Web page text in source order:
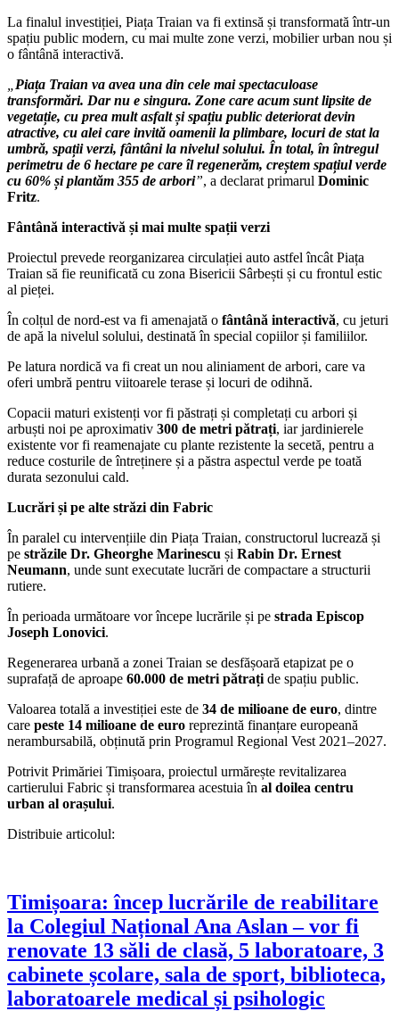
La finalul investiției, Piața Traian va fi extinsă și transformată într-un
spațiu public modern, cu mai multe zone verzi, mobilier urban nou și
o fântână interactivă.
Piața Traian va avea una din cele mai spectaculoase
transformări. Dar nu e singura. Zone care acum sunt lipsite de
vegetație, cu prea mult asfalt și spațiu public deteriorat devin
atractive, cu alei care invită oamenii la plimbare, locuri de stat la
umbră, spații verzi, fântâni la nivelul solului. În total, în întregul
perimetru de 6 hectare pe care îl regenerăm, creștem spațiul verde
cu 60% și plantăm 355 de arbori”, a declarat primarul Dominic
Fritz.
Fântână interactivă și mai multe spații verzi
Proiectul prevede reorganizarea circulației auto astfel încât Piața
Traian să fie reunificată cu zona Bisericii Sârbești și cu frontul estic
al pieței.
În colțul de nord-est va fi amenajată o fântână interactivă, cu jeturi
de apă la nivelul solului, destinată în special copiilor și familiilor.
Pe latura nordică va fi creat un nou aliniament de arbori, care va
oferi umbră pentru viitoarele terase și locuri de odihnă.
Copacii maturi existenți vor fi păstrați și completați cu arbori și
arbuști noi pe aproximativ 300 de metri pătrați, iar jardinierele
existente vor fi reamenajate cu plante rezistente la secetă, pentru a
reduce costurile de întreținere și a păstra aspectul verde pe toată
durata sezonului cald.
Lucrări și pe alte străzi din Fabric
În paralel cu intervențiile din Piața Traian, constructorul lucrează și
pe străzile Dr. Gheorghe Marinescu și Rabin Dr. Ernest
Neumann, unde sunt executate lucrări de compactare a structurii
rutiere.
În perioada următoare vor începe lucrările și pe strada Episcop
Joseph Lonovici.
Regenerarea urbană a zonei Traian se desfășoară etapizat pe o
suprafață de aproape 60.000 de metri pătrați de spațiu public.
Valoarea totală a investiției este de 34 de milioane de euro, dintre
care peste 14 milioane de euro reprezintă finanțare europeană
nerambursabilă, obținută prin Programul Regional Vest 2021–2027.
Potrivit Primăriei Timișoara, proiectul urmărește revitalizarea
cartierului Fabric și transformarea acestuia în al doilea centru
urban al orașului.
Distribuie articolul:
Timișoara: încep lucrările de reabilitare
la Colegiul Național Ana Aslan – vor fi
renovate 13 săli de clasă, 5 laboratoare, 3
cabinete școlare, sala de sport, biblioteca,
laboratoarele medical și psihologic